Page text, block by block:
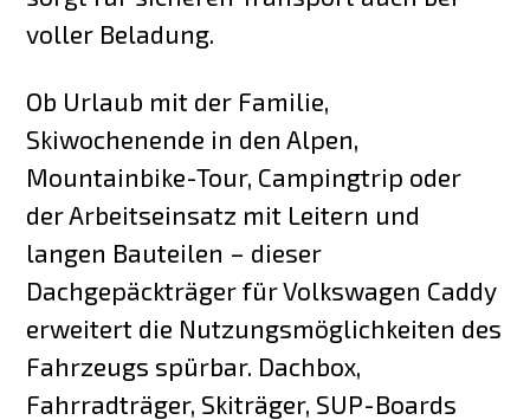
voller Beladung.
Ob Urlaub mit der Familie,
Skiwochenende in den Alpen,
Mountainbike-Tour, Campingtrip oder
der Arbeitseinsatz mit Leitern und
langen Bauteilen – dieser
Dachgepäckträger für Volkswagen Caddy
erweitert die Nutzungsmöglichkeiten des
Fahrzeugs spürbar. Dachbox,
Fahrradträger, Skiträger, SUP-Boards